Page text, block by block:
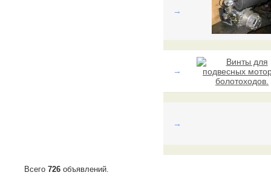
→
→
→
Всего 726 объявлений.